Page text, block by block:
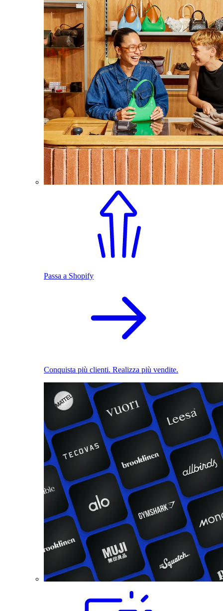
Passa a Shopify
Conquista più clienti. Realizza più vendite.